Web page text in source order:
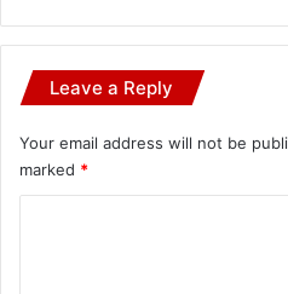
Leave a Reply
Your email address will not be
marked *